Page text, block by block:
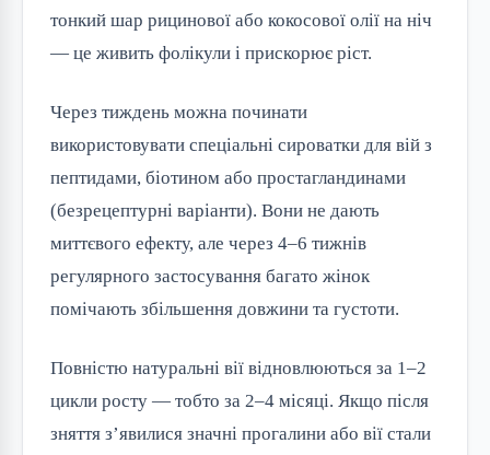
тонкий шар рицинової або кокосової олії на ніч
— це живить фолікули і прискорює ріст.
Через тиждень можна починати
використовувати спеціальні сироватки для вій з
пептидами, біотином або простагландинами
(безрецептурні варіанти). Вони не дають
миттєвого ефекту, але через 4–6 тижнів
регулярного застосування багато жінок
помічають збільшення довжини та густоти.
Повністю натуральні вії відновлюються за 1–2
цикли росту — тобто за 2–4 місяці. Якщо після
зняття з’явилися значні прогалини або вії стали